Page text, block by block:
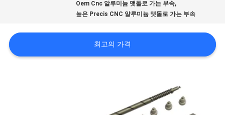
관
리
Oem Cnc 알루미늄 맷돌로 가는 부속,
높은 Precis CNC 알루미늄 맷돌로 가는 부속
최고의 가격